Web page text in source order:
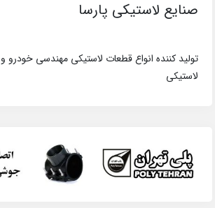
صنایع لاستیکی پارسا
تولید کننده انواع قطعات لاستیکی مهندسی خودرو
لاستیکی